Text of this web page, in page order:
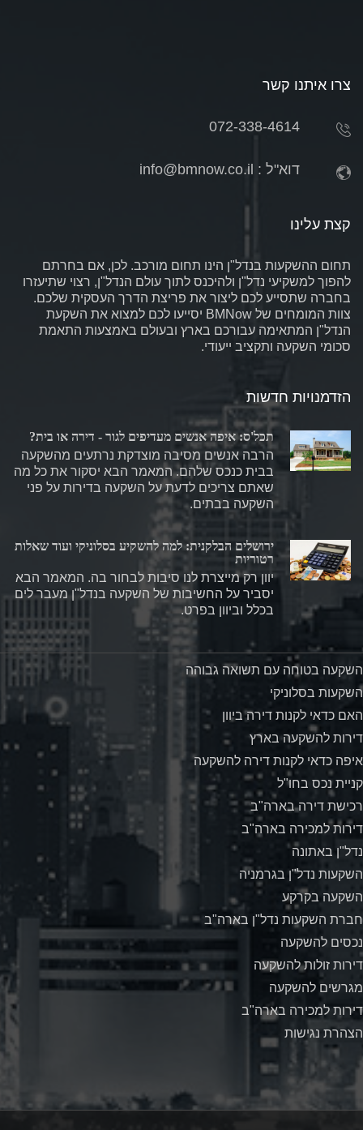
צרו איתנו קשר
072-338-4614
דוא"ל : info@bmnow.co.il
הזדמנויות חדשות
תכל'ס: איפה אנשים מעדיפים לגור - דירה או בית?
הרבה אנשים מסיבה מוצדקת נרתעים מהשקעה
בבית כנכס שלהם. המאמר הבא יסקור את כל מה
שאתם צריכים לדעת על השקעה בדירות על פני
השקעה בבתים.
ירושלים הבלקנית: למה להשקיע בסלוניקי ועוד שאלות
רטוריות
יוון רק מייצרת לנו סיבות לבחור בה. המאמר הבא
יסביר על החשיבות של השקעה בנדל"ן מעבר לים
בכלל וביוון בפרט.
קצת עלינו
תחום ההשקעות בנדל"ן הינו תחום מורכב. לכן, אם בחרתם
להפוך למשקיעי נדל"ן ולהיכנס לתוך עולם הנדל"ן, רצוי שתיעזרו
בחברה שתסייע לכם ליצור את פריצת הדרך העסקית שלכם.
צוות המומחים של BMNow יסייעו לכם למצוא את השקעת
הנדל"ן המתאימה עבורכם בארץ ובעולם באמצעות התאמת
סכומי השקעה ותקציב ייעודי.
השקעה בטוחה עם תשואה גבוהה
השקעות בסלוניקי
האם כדאי לקנות דירה ביוון
דירות להשקעה בארץ
איפה כדאי לקנות דירה להשקעה
קניית נכס בחו"ל
רכישת דירה בארה"ב
דירות למכירה בארה"ב
נדל"ן באתונה
השקעות נדל"ן בגרמניה
השקעה בקרקע
חברת השקעות נדל"ן בארה"ב
נכסים להשקעה
דירות זולות להשקעה
מגרשים להשקעה
דירות למכירה בארה"ב
הצהרת נגישות